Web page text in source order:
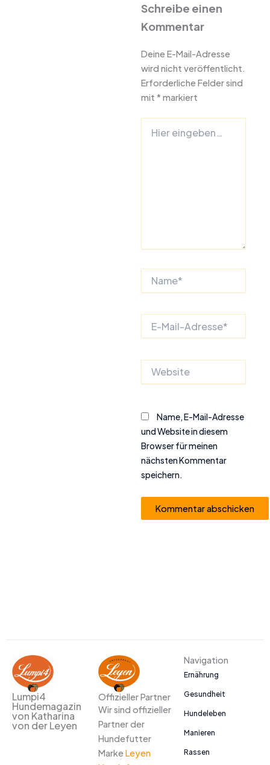
Schreibe einen
Kommentar
Deine E-Mail-Adresse
wird nicht veröffentlicht.
Erforderliche Felder sind
mit * markiert
eingeben…
Mail-
Name, E-Mail-Adresse
und Website in diesem
Browser für meinen
nächsten Kommentar
speichern.
Lumpi4
Hundemagazin
von Katharina
von der Leyen
Offizieller Partner
Wir sind offizieller
Partner der
Hundefutter
Marke Leyen
Navigation
Ernährung
Gesundheit
Hundeleben
Manieren
Rassen